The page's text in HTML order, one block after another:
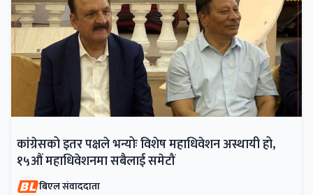
कांग्रेसको इतर पक्षले भन्योः विशेष महाधिवेशन अस्थायी हो,
१५औं महाधिवेशनमा सबैलाई समेटौं
बिएल संवाददाता